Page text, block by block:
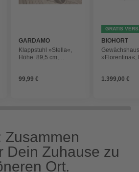
GARDAMO
Klappstuhl »Stella«,
Höhe: 89,5 cm,
99,99 €
GRATIS
BIOHORT
»Florentina«,
1.399,00 €
Zusammen
Dein Zuhause zu
Ort.